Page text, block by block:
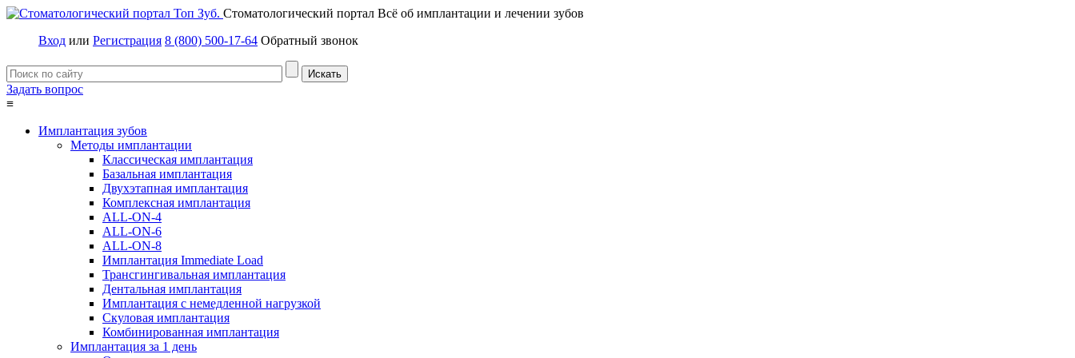
Стоматологический портал Всё об имплантации и лечении зубов
Вход или Регистрация 8 (800) 500-17-64 Обратный звонок
Задать вопрос
≡
Имплантация зубов
Методы имплантации
Классическая имплантация
Базальная имплантация
Двухэтапная имплантация
Комплексная имплантация
ALL-ON-4
ALL-ON-6
ALL-ON-8
Имплантация Immediate Load
Трансгингивальная имплантация
Дентальная имплантация
Имплантация с немедленной нагрузкой
Скуловая имплантация
Комбинированная имплантация
Имплантация за 1 день